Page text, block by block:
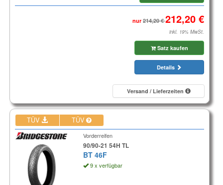
nur
inkl. 19% MwSt.
Satz kaufen
Details
Versand / Lieferzeiten
TÜV TÜV
Vorderreifen
90/90-21 54H TL
BT 46F
9 x verfügbar